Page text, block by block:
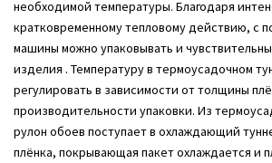
необходимой температуры. Благодаря
кратковременному тепловому действию, с
машины можно упаковывать и
изделия . Температуру в термоусадочном
регулировать в зависимости от толщины
производительности упаковки. Из
рулон обоев поступает в охлаждающий
плёнка, покрывающая пакет охлаждается и